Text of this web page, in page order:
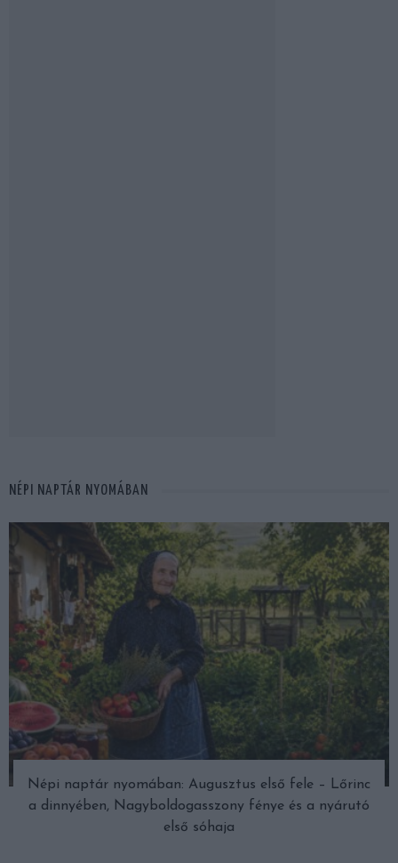
NÉPI NAPTÁR NYOMÁBAN
Népi naptár nyomában: Augusztus első fele – Lőrinc
a dinnyében, Nagyboldogasszony fénye és a nyárutó
első sóhaja